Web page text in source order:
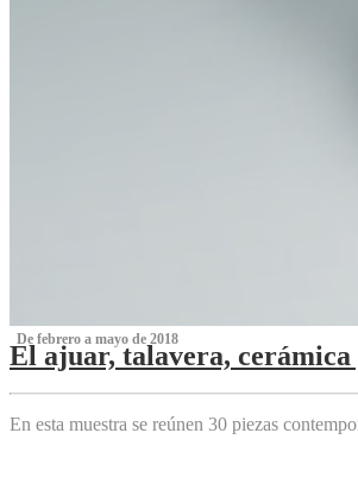
‌ De febrero a mayo de 2018
El ajuar, talavera,
‌
En esta muestra se reúnen 30 piezas